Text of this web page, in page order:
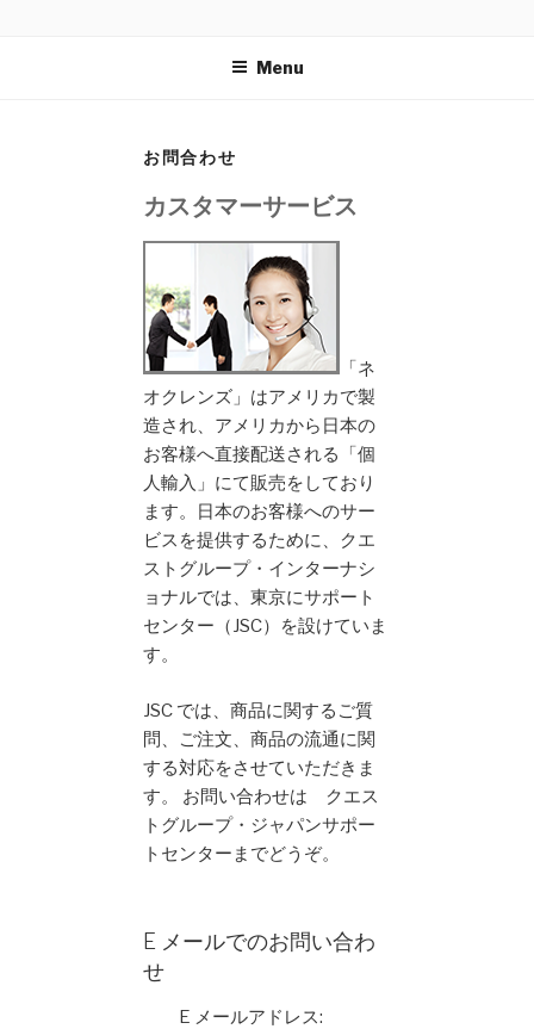
Menu
お問合わせ
カスタマーサービス
「ネ
オクレンズ」はアメリカで製
造され、アメリカから日本の
お客様へ直接配送される「個
人輸入」にて販売をしており
ます。日本のお客様へのサー
ビスを提供するために、クエ
ストグループ・インターナシ
ョナルでは、東京にサポート
センター（JSC）を設けていま
す。
JSC では、商品に関するご質
問、ご注文、商品の流通に関
する対応をさせていただきま
す。 お問い合わせは クエス
トグループ・ジャパンサポー
トセンターまでどうぞ。
E メールでのお問い合わ
せ
E メールアドレス: